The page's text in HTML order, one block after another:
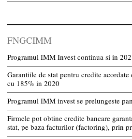
FNGCIMM
Programul IMM Invest continua si in
Garantiile de stat pentru credite
cu 185% in 2020
Programul IMM invest se prelungeste
Firmele pot obtine credite bancare
stat, pe baza facturilor (factoring), prin